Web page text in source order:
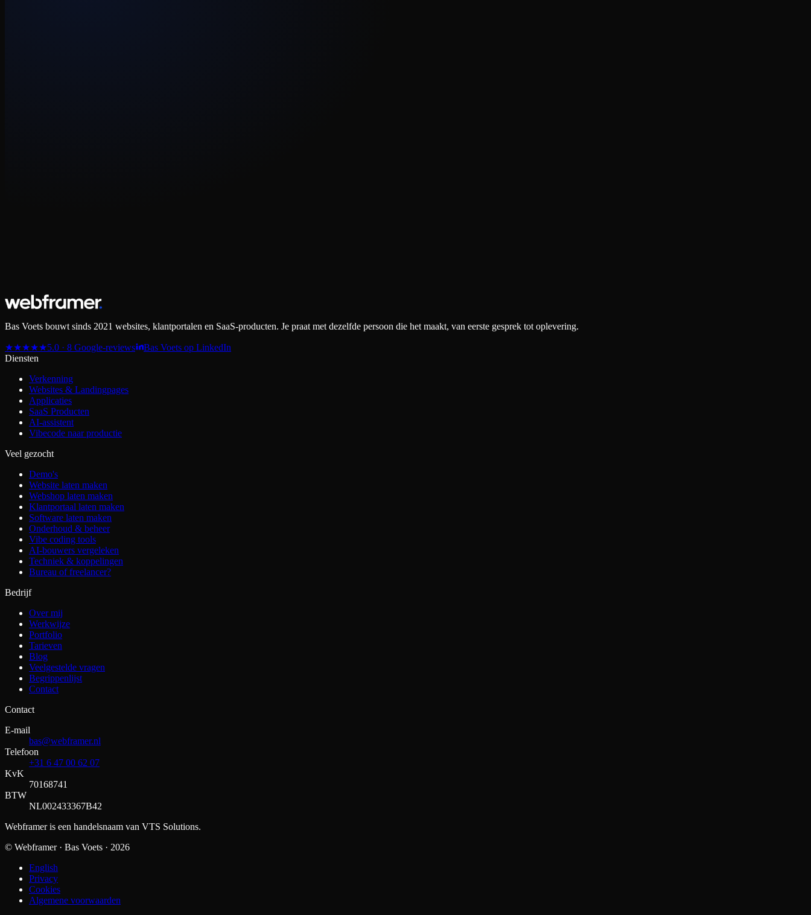
Bas Voets bouwt sinds 2021 websites, klantportalen en SaaS-producten. Je praat met dezelfde persoon die het maakt, van eerste gesprek tot oplevering.
★★★★★5.0 · 8 Google-reviews
Bas Voets op LinkedIn
Diensten
Verkenning
Websites & Landingpages
Applicaties
SaaS Producten
AI-assistent
Vibecode naar productie
Veel gezocht
Demo's
Website laten maken
Webshop laten maken
Klantportaal laten maken
Software laten maken
Onderhoud & beheer
Vibe coding tools
AI-bouwers vergeleken
Techniek & koppelingen
Bureau of freelancer?
Bedrijf
Over mij
Werkwijze
Portfolio
Tarieven
Blog
Veelgestelde vragen
Begrippenlijst
Contact
Contact
E-mail
bas@webframer.nl
Telefoon
+31 6 47 00 62 07
KvK
70168741
BTW
NL002433367B42
Webframer is een handelsnaam van VTS Solutions.
© Webframer · Bas Voets · 2026
English
Privacy
Cookies
Algemene voorwaarden